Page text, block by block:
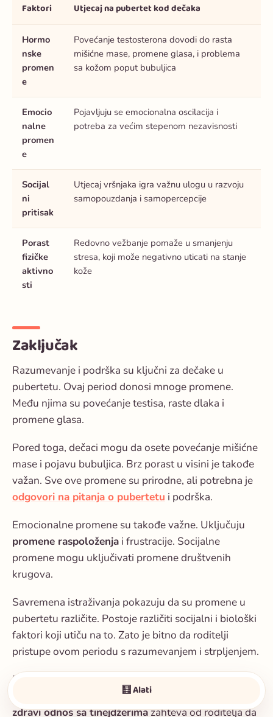
Faktori Utjecaj na pubertet kod dečaka
Hormo
nske
promen
e
Povećanje testosterona dovodi do rasta
mišićne mase, promene glasa, i problema
sa kožom poput bubuljica
Emocio
nalne
promen
e
Pojavljuju se emocionalna oscilacija i
potreba za većim stepenom nezavisnosti
Socijal
ni
pritisak
Utjecaj vršnjaka igra važnu ulogu u razvoju
samopouzdanja i samopercepcije
Porast
fizičke
aktivno
sti
Redovno vežbanje pomaže u smanjenju
stresa, koji može negativno uticati na stanje
kože
Zaključak
Razumevanje i podrška su ključni za dečake u
pubertetu. Ovaj period donosi mnoge promene.
Među njima su povećanje testisa, raste dlaka i
promene glasa.
Pored toga, dečaci mogu da osete povećanje mišićne
mase i pojavu bubuljica. Brz porast u visini je takođe
važan. Sve ove promene su prirodne, ali potrebna je
odgovori na pitanja o pubertetu i podrška.
Emocionalne promene su takođe važne. Uključuju
promene raspoloženja i frustracije. Socijalne
promene mogu uključivati promene društvenih
krugova.
Savremena istraživanja pokazuju da su promene u
pubertetu različite. Postoje različiti socijalni i biološki
faktori koji utiču na to. Zato je bitno da roditelji
pristupe ovom periodu s razumevanjem i strpljenjem.
Pravilni savjeti za roditelje mogu pomoći.
Omogućavaju zdravije i sigurnije odrastanje. Gradnja
zdravi odnos sa tinejdžerimazahteva od roditelja da
🧮 Alati